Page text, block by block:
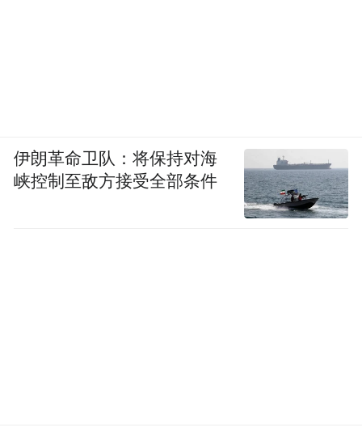
伊朗革命卫队：将保持对海
峡控制至敌方接受全部条件